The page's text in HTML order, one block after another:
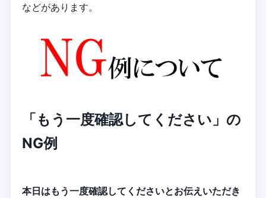
などがあります。
「もう一度確認してください」の
NG例
本日はもう一度確認してくださいとお伝えいただき